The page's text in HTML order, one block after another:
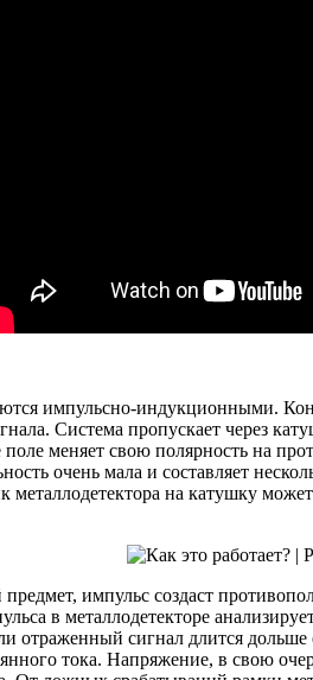
импульсно-индукционными.
Система пропускает через
меняет свою полярность на
очень мала и составляет
металлодетектора на катушку
импульс создаст
в металлодетекторе
сигнал длится
тока. Напряжение, в свою